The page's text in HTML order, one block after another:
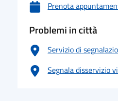
Prenota
Problemi in città
Servizio di
Segnala disservizio